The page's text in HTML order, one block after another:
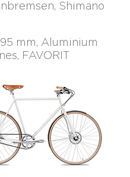
Shimano
mm, Aluminium
FAVORIT